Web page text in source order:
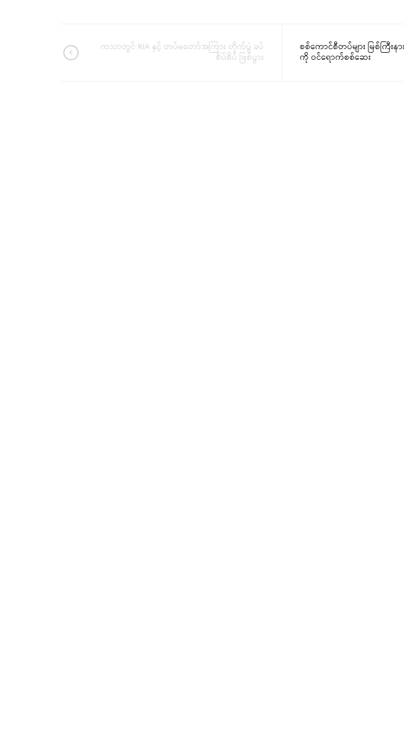
ကသာတွင် KIA နှင့် တပ်မတော်အကြား တိုက်ပွဲ ခပ်
စိပ်စိပ် ဖြစ်ပွား
စစ်ကောင်စီတပ်များ မြစ်ကြီးန
ကို ဝင်ရောက်စစ်ဆေး